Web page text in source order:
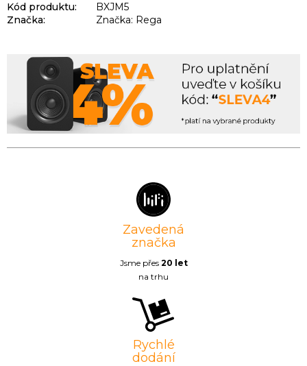
Kód produktu:
BXJM5
Značka:
Značka: Rega
Zavedená
značka
Jsme přes 20 let
na trhu
Rychlé
dodání